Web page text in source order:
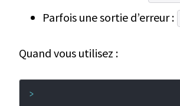
Parfois une sortie d’erreur :
Quand vous utilisez :
>